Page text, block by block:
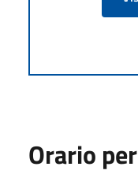
Orario